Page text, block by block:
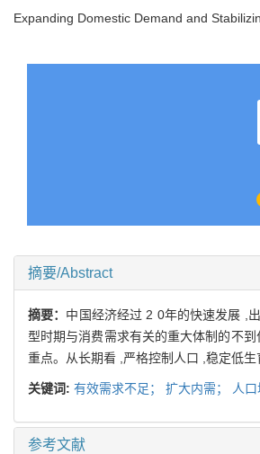
Expanding Domestic Demand and
摘要/Abstract
摘要： 中国经济经过 2 0年的快速发展 ,
型时期与消费需求有关的重大体制的不
重点。从长期看 ,严格控制人口 ,稳定低
关键词: 有效需求不足； 扩大内需； 人口
参考文献